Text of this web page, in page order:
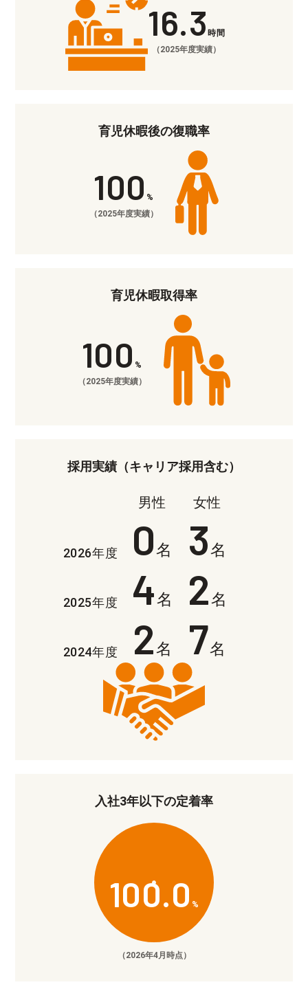
16.3時間
（2025年度実績）
育児休暇後の復職率
100 %
（2025年度実績）
育児休暇取得率
100 %
（2025年度実績）
採用実績（キャリア採用含む）
男性 女性
2026年度 0名 3名
2025年度 4名 2名
2024年度 2名 7名
入社3年以下の定着率
100.0 %
（2026年4月時点）